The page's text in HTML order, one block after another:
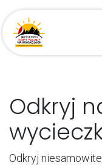
Przejdź do zawartości
Odkryj
Odkryj